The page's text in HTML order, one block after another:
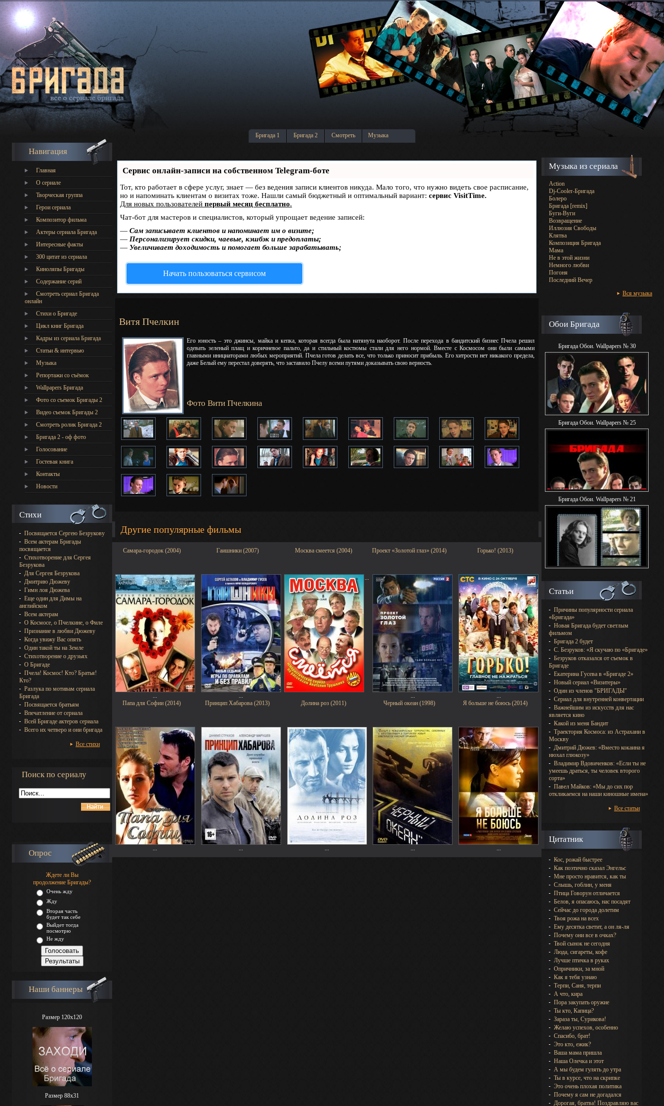
Бригада 1 Бригада 2 Смотреть Музыка
Навигация
Главная
О сериале
Творческая группа
Герои сериала
Композитор фильма
Актеры сериала Бригада
Интересные факты
300 цитат из сериала
Киноляпы Бригады
Содержание серий
Смотреть сериал Бригада
онлайн
Стихи о Бригаде
Цикл книг Бригада
Кадры из сериала Бригада
Статьи & интервью
Музыка
Репортажи со съёмок
Wallpapers Бригада
Фото со съемок Бригады 2
Видео съемок Бригады 2
Cмотреть ролик Бригада 2
Бригада 2 - оф фото
Голосование
Гостевая книга
Контакты
Новости
Стихи
Посвящается Сергею Безрукову
Всем актерам Бригады
посвящается
Стихотворение для Сергея
Безрукова
Для Сергея Безрукова
Дмитрию Дюжеву
Гимн лоя Дюжева
Еще один для Димы на
английском
Всем актерам
О Космосе, о Пчелкине, о Филе
Признание в любви Дюжеву
Когда увижу Вас опять
Один такой ты на Земле
Стихотворение о друзьях
О Бригаде
Пчела! Космос! Кто? Братья!
Кто?
Разлука по мотивам сериала
Бригада
Посвящается братьям
Впечатление от сериала
Всей Бригаде актеров сериала
Всего их четверо и они бригада
Все стихи
Поиск по сериалу
Опрос
Ждете ли Вы
продолжение Бригады?
Очень жду
Жду
Вторая часть
будет так себе
Выйдет тогда
посмотрю
Не жду
Наши баннеры
Размер 120x120
Размер 88х31
Сервис онлайн-записи на собственном Telegram-боте
Тот, кто работает в сфере услуг, знает — без ведения записи клиентов никуда. Мало того, что нужно видеть свое расписание,
но и напоминать клиентам о визитах тоже. Нашли самый бюджетный и оптимальный вариант: сервис VisitTime.
Для новых пользователей первый месяц бесплатно.
Чат-бот для мастеров и специалистов, который упрощает ведение записей:
— Сам записывает клиентов и напоминает им о визите;
— Персонализирует скидки, чаевые, кэшбэк и предоплаты;
— Увеличивает доходимость и помогает больше зарабатывать;
Начать пользоваться сервисом
Витя Пчелкин
Его юность – это джинсы, майка и кепка, которая всегда была натянута наоборот. После перехода в бандитский бизнес Пчела решил
одевать зеленый плащ и коричневое пальто, да и стильный костюмы стали для него нормой. Вместе с Космосом они были самыми
главными инициаторами любых мероприятий. Пчела готов делать все, что только приносит прибыль. Его хитрости нет никакого предела,
даже Белый ему перестал доверять, что заставило Пчелу всеми путями доказывать свою верность.
Фото Вити Пчелкина
Другие популярные фильмы
Самара-городок (2004)
...
Гаишники (2007)
...
Москва смеется (2004)
...
Проект «Золотой глаз» (2014)
...
Горько! (2013)
...
Папа для Софии (2014)
...
Принцип Хабарова (2013)
...
Долина роз (2011)
...
Черный океан (1998)
...
Я больше не боюсь (2014)
...
Музыка из сериала
Action
Dj-Cooler-Бригада
Болеро
Бригада [remix]
Буги-Вуги
Возвращение
Иллюзия Свободы
Клятва
Композиция Бригада
Мама
Не в этой жизни
Немного любви
Погоня
Последний Вечер
Вся музыка
Обои Бригада
Бригада Обои. Wallpapers № 30
Бригада Обои. Wallpapers № 25
Бригада Обои. Wallpapers № 21
Статьи
Причины популярности сериала
«Бригада»
Новая Бригада будет светлым
фильмом
Бригада 2 будет
С. Безруков: «Я скучаю по «Бригаде»
Безруков отказался от съемок в
Бригаде
Екатерина Гусева в «Бригаде 2»
Новый сериал «Визитеры»
Один из членов "БРИГАДЫ"
Сериал для внутренней конвертации
Важнейшим из искусств для нас
является кино
Какой из меня Бандит
Траектория Космоса: из Астрахани в
Москву
Дмитрий Дюжев: «Вместо кокаина я
нюхал глюкозу»
Владимир Вдовиченков: «Если ты не
умеешь драться, ты человек второго
сорта»
Павел Майков: «Мы до сих пор
откликаемся на наши киношные имена»
Все статьи
Цитатник
Кос, рожай быстрее
Как поэтично сказал Энгельс
Мне просто нравится, как ты
Слышь, гоблин, у меня
Птица Говорун отличается
Белов, я опасаюсь, нас посадят
Сейчас до города долетим
Твоя рожа на всех
Ему десятка светит, а он ля-ля
Почему они все в очках?
Твой сынок не сегодня
Люда, сигареты, кофе
Лучше птичка в руках
Опричники, за мной
Как я тебя узнаю
Терпи, Саня, терпи
А что, кира
Пора закупать оружие
Ты кто, Капица?
Зараза ты, Сурикова!
Желаю успехов, особенно
Спасибо, брат!
Это кто, ежик?
Ваша мама пришла
Наша Олечка и этот
А мы будем гулять до утра
Ты в курсе, что на скрипке
Это очень плохая политика
Почему я сам не догадался
Дорогая, братва! Поздравляю вас